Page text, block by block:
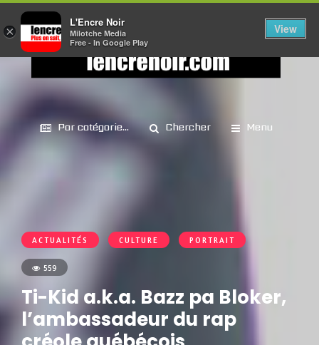
Par catégorie... Chercher Menu
ACTUALITÉS CULTURE PORTRAIT
559
Ti-Kid a.k.a. Bazz pa Bloker,
l’ambassadeur du rap
×
L'Encre Noir
Milotche Media
Free - In Google Play
View